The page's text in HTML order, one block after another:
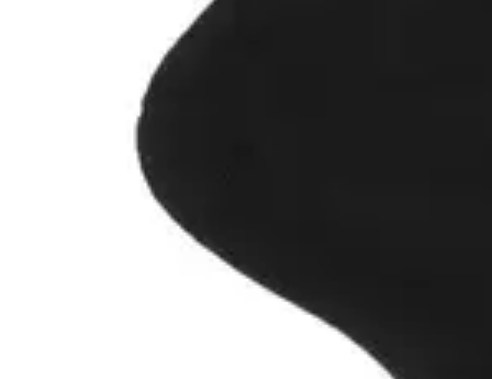
Unisex model til både mænd og kvinder
Hvem passer de godt til?
Disse sokker passer til dig, der ønsker lidt mere komfort end en
almindelig strømpe kan tilbyde. De er velegnede til både sport,
aktive arbejdsdage og almindelig hverdagsbrug, hvor fødderne skal
have det godt fra morgen til aften.
Derfor er sorte sokker et populært valg
Sorte sokker er en klassiker i de fleste garderober. De passer til
næsten alt tøj, ser altid præsentable ud og er nemme at bruge både til
Vælger du ens sorte sokker, bliver det samtidig lettere at finde to
sokker, der passer sammen efter vask. Det gør hverdagen lidt
nemmere, samtidig med at sokkeskuffen altid ser ensartet og